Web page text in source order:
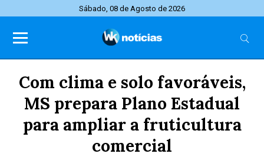
Sábado, 08 de Agosto de 2026
Com clima e solo favoráveis,
MS prepara Plano Estadual
para ampliar a fruticultura
comercial